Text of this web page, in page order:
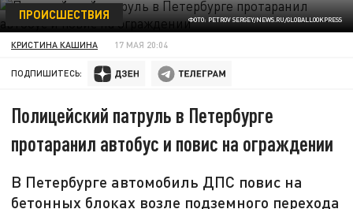
ФОТО: PETROV SERGEY/NEWS.RU/GLOBALLOOKPRESS
ПРОИСШЕСТВИЯ
КРИСТИНА КАШИНА 17 МАЯ 20:04
ПОДПИШИТЕСЬ:
Полицейский патруль в Петербурге
протаранил автобус и повис на ограждении
В Петербурге автомобиль ДПС повис на
бетонных блоках возле подземного перехода